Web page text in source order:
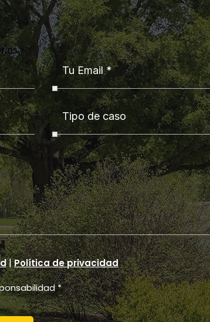
|Política de privacidad
*